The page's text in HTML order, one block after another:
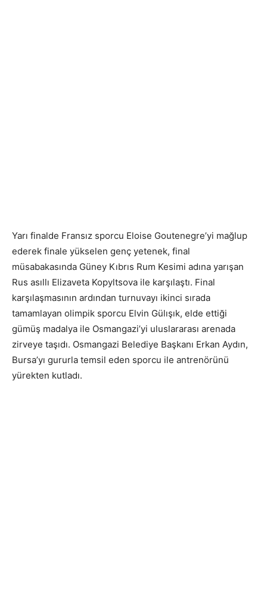
Yarı finalde Fransız sporcu Eloise Goutenegre’yi mağlup
ederek finale yükselen genç yetenek, final
müsabakasında Güney Kıbrıs Rum Kesimi adına yarışan
Rus asıllı Elizaveta Kopyltsova ile karşılaştı. Final
karşılaşmasının ardından turnuvayı ikinci sırada
tamamlayan olimpik sporcu Elvin Gülışık, elde ettiği
gümüş madalya ile Osmangazi’yi uluslararası arenada
zirveye taşıdı. Osmangazi Belediye Başkanı Erkan Aydın,
Bursa’yı gururla temsil eden sporcu ile antrenörünü
yürekten kutladı.